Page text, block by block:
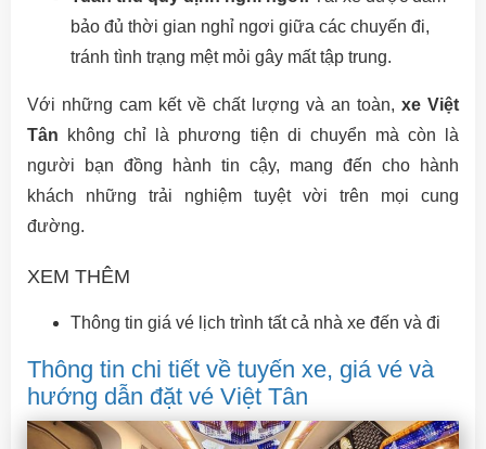
bảo đủ thời gian nghỉ ngơi giữa các chuyến đi,
tránh tình trạng mệt mỏi gây mất tập trung.
Với những cam kết về chất lượng và an toàn, xe Việt
Tân không chỉ là phương tiện di chuyển mà còn là
người bạn đồng hành tin cậy, mang đến cho hành
khách những trải nghiệm tuyệt vời trên mọi cung
đường.
XEM THÊM
Thông tin giá vé lịch trình tất cả nhà xe đến và đi
Thông tin chi tiết về tuyến xe, giá vé và
hướng dẫn đặt vé Việt Tân